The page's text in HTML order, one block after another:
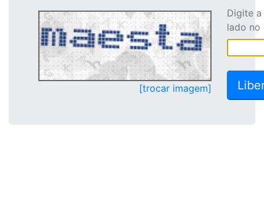
[trocar imagem]
Digite
lado no